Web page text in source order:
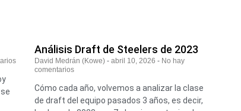
Análisis Draft de Steelers de 2023
David Medrán (Kowe) abril 10, 2026 No hay
comentarios
Cómo cada año, volvemos a analizar la clase
de draft del equipo pasados 3 años, es decir,